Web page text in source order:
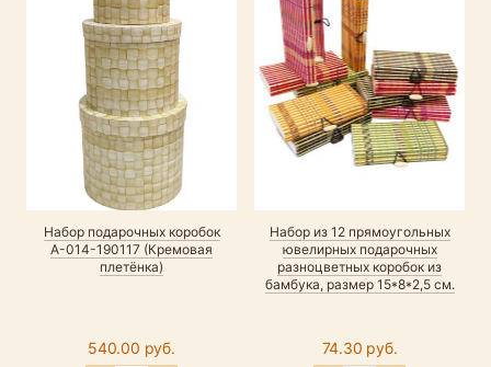
Набор подарочных коробок
А-014-190117 (Кремовая
плетёнка)
540.00 руб.
Набор из 12 прямоугольных
ювелирных подарочных
разноцветных коробок из
бамбука, размер 15*8*2,5 см.
74.30 руб.